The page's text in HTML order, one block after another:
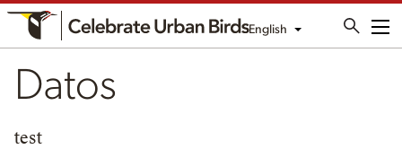
English
Datos
test